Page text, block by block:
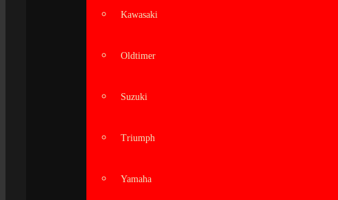
Kawasaki
Oldtimer
Suzuki
Triumph
Yamaha